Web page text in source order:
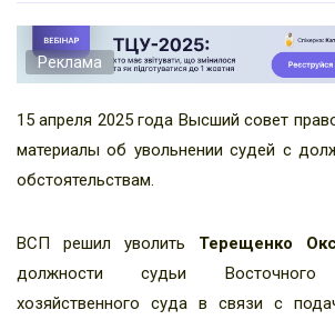
Реклама
15 апреля 2025 года Высший совет
материалы об увольнении судей с
обстоятельствам.
ВСП решил уволить Терещенко
должности судьи Восточного
хозяйственного суда в связи с